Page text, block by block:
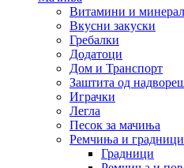
Витамини и
Вкусни закуски
Гребалки
Додатоци
Дом и Транспорт
Заштита од
Играчки
Легла
Песок за мачиња
Ремчиња и градници
Градници